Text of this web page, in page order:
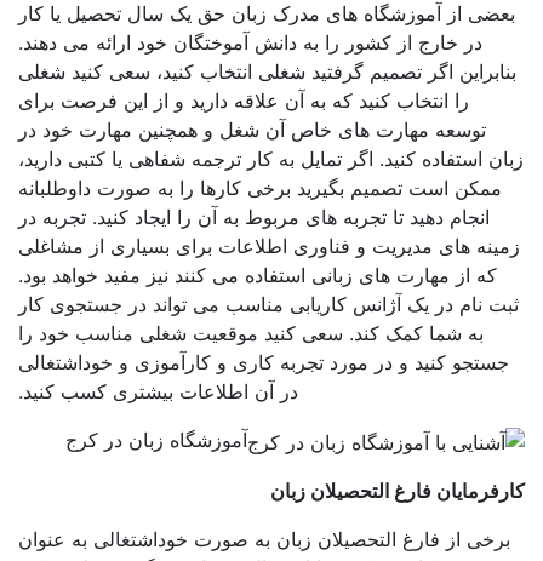
از آموزشگاه های مدرک زبان حق یک سال تحصیل یا کار
در خارج از کشور را به دانش آموختگان خود ارائه می دهند.
اگر تصمیم گرفتید شغلی انتخاب کنید، سعی کنید شغلی
را انتخاب کنید که به آن علاقه دارید و از این فرصت برای
توسعه مهارت های خاص آن شغل و همچنین مهارت خود در
استفاده کنید. اگر تمایل به کار ترجمه شفاهی یا کتبی دارید،
ممکن است تصمیم بگیرید برخی کارها را به صورت داوطلبانه
انجام دهید تا تجربه های مربوط به آن را ایجاد کنید. تجربه در
های مدیریت و فناوری اطلاعات برای بسیاری از مشاغلی
که از مهارت های زبانی استفاده می کنند نیز مفید خواهد بود.
نام در یک آژانس کاریابی مناسب می تواند در جستجوی کار
به شما کمک کند. سعی کنید موقعیت شغلی مناسب خود را
کنید و در مورد تجربه کاری و کارآموزی و خوداشتغالی
در آن اطلاعات بیشتری کسب کنید.
آموزشگاه زبان در کرج
فارغ التحصیلان زبان
از فارغ التحصیلان زبان به صورت خوداشتغالی به عنوان